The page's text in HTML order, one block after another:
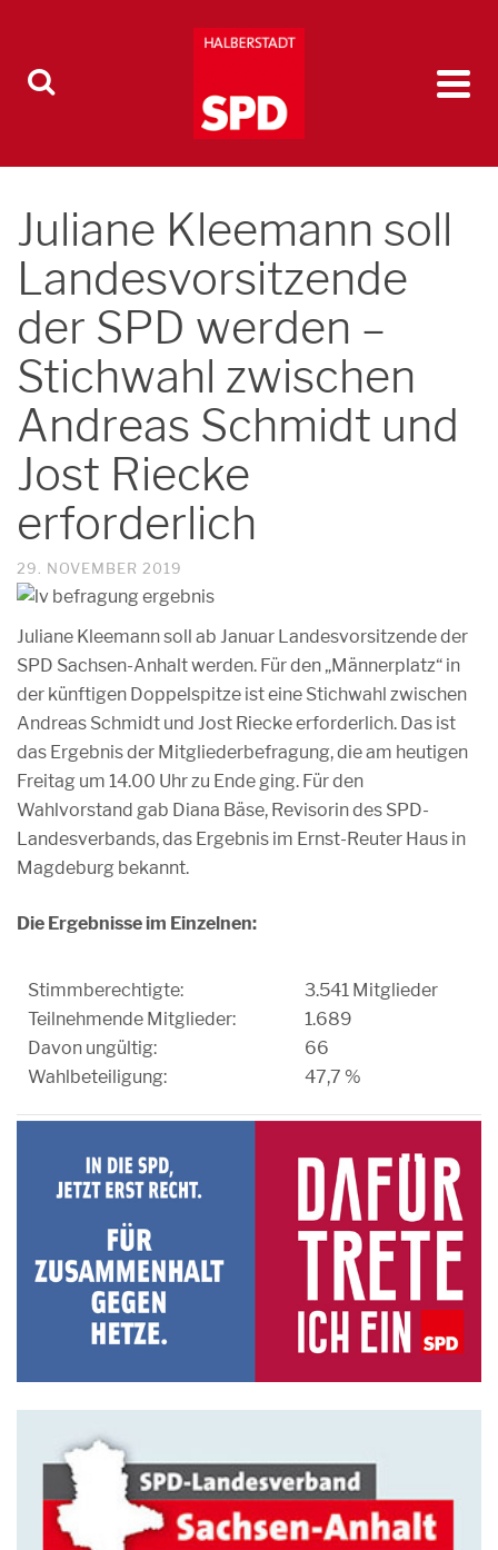
Juliane Kleemann soll
Landesvorsitzende
der SPD werden –
Stichwahl zwischen
Andreas Schmidt und
Jost Riecke
erforderlich
29. NOVEMBER 2019
Juliane Kleemann soll ab Januar Landesvorsitzende der
SPD Sachsen-Anhalt werden. Für den „Männerplatz“ in
der künftigen Doppelspitze ist eine Stichwahl zwischen
Andreas Schmidt und Jost Riecke erforderlich. Das ist
das Ergebnis der Mitgliederbefragung, die am heutigen
Freitag um 14.00 Uhr zu Ende ging. Für den
Wahlvorstand gab Diana Bäse, Revisorin des SPD-
Landesverbands, das Ergebnis im Ernst-Reuter Haus in
Magdeburg bekannt.
Die Ergebnisse im Einzelnen:
Stimmberechtigte:
Teilnehmende Mitglieder:
Davon ungültig:
Wahlbeteiligung:
3.541 Mitglieder
1.689
66
47,7 %